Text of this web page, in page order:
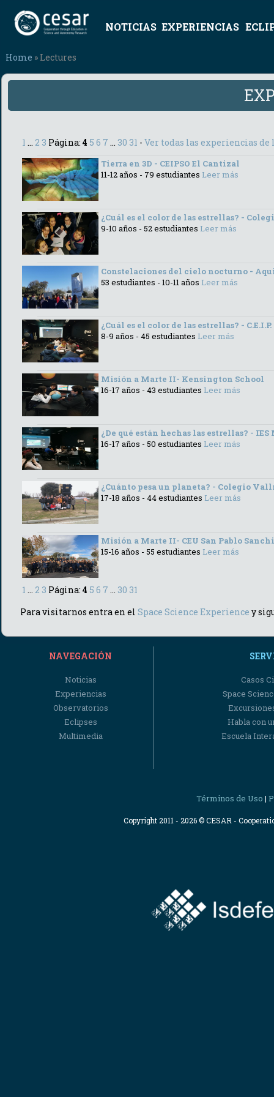
NOTICIAS EXPERIENCIAS
Home » Lectures
1 ... 2 3 Página: 4 5 6 7 ... 30 31 - Ver todas las experiencias de
Tierra en 3D - CEIPSO El Cantizal
11-12 años - 79 estudiantes Leer más
¿Cuál es el color de las estrellas? -
9-10 años - 52 estudiantes Leer más
Constelaciones del cielo nocturno -
53 estudiantes - 10-11 años Leer más
¿Cuál es el color de las estrellas? -
8-9 años - 45 estudiantes Leer más
Misión a Marte II- Kensington School
16-17 años - 43 estudiantes Leer más
¿De qué están hechas las estrellas? -
16-17 años - 50 estudiantes Leer más
¿Cuánto pesa un planeta? - Colegio
17-18 años - 44 estudiantes Leer más
Misión a Marte II- CEU San Pablo
15-16 años - 55 estudiantes Leer más
1 ... 2 3 Página: 4 5 6 7 ... 30 31
Para visitarnos entra en el Space Science Experience y
NAVEGACIÓN
Noticias
Experiencias
Observatorios
Eclipses
Multimedia
Casos
Space
Habla con
Escuela
Términos de Uso |
Copyright 2011 - 2026 © CESAR -